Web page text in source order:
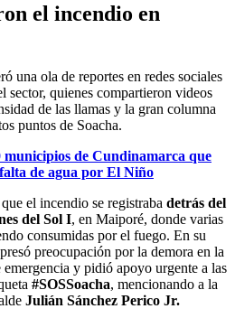
el incendio en
una ola de reportes en redes sociales
sector, quienes compartieron videos
de las llamas y la gran columna
puntos de Soacha.
municipios de Cundinamarca que
de agua por El Niño
el incendio se registraba detrás del
del Sol I, en Maiporé, donde varias
consumidas por el fuego. En su
preocupación por la demora en la
y pidió apoyo urgente a las
#SOSSoacha, mencionando a la
Julián Sánchez Perico Jr.